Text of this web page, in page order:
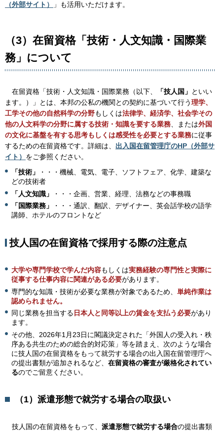
（外部サイト）
」も活用いただけます。
（3）在留資格「技術・人文知識・国際業
務」について
在留資格「技術・人文知識・国際業務（以下、 「技人国」 といい
ます。）」とは、本邦の公私の機関との契約に基づいて行う理学、
工学その他の自然科学の分野もしくは法律学、経済学、社会学その
他の人文科学の分野に属する技術・知識を要する業務 、または外国
の文化に基盤を有する思考もしくは感受性を必要とする業務に従事
するための在留資格です。詳細は、 出入国在留管理庁のHP（外部サ
イト） をご参照ください。
「技術」
・・・機械、電気、電子、ソフトフェア、化学、建築な
どの技術者
「人文知識」
・・・企画、営業、経理、法務などの事務職
「国際業務」
・・・通訳、翻訳、デザイナー、英会話学校の語学
講師、ホテルのフロントなど
技人国の在留資格で採用する際の注意点
大学や専門学校で学んだ内容もしくは実務経験の専門性と実際に
従事する仕事内容に関連がある必要があります。
専門的な知識・技術が必要な業務が対象であるため、 単純作業は
認められません。
同じ業務を担当する 日本人と同等以上の賃金を支払う必要があり
ます。
その他、2026年1月23日に閣議決定された「外国人の受入れ・秩
序ある共生のための総合的対応策」等を踏まえ、次のような場合
に技人国の在留資格をもって就労する場合の出入国在留管理庁へ
の提出書類が追加されるなど、 在留資格の審査が厳格化されてい
るのでご留意ください。
（1）派遣形態で就労する場合の取扱い
技人国の在留資格をもって、 派遣形態で就労する場合の提出書類